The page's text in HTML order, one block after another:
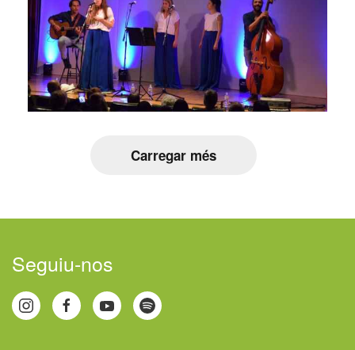
Carregar més
Seguiu-nos